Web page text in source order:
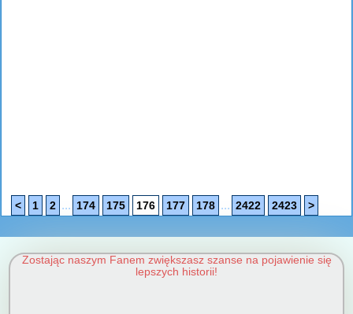
< 1 2 ... 174 175 176 177 178 ... 2422 2423 >
Zostając naszym Fanem zwiększasz szanse na pojawienie się
lepszych historii!